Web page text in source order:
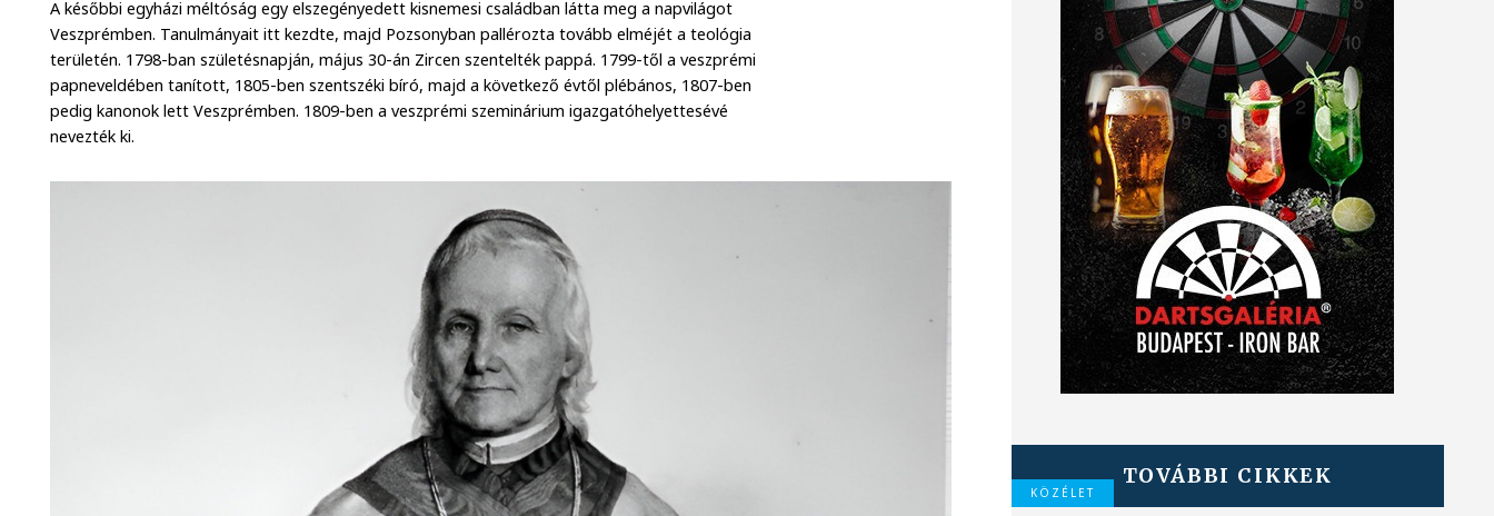
A későbbi egyházi méltóság egy elszegényedett kisnemesi családban látta meg a napvilágot
Veszprémben. Tanulmányait itt kezdte, majd Pozsonyban pallérozta tovább elméjét a teológia
területén. 1798-ban születésnapján, május 30-án Zircen szentelték pappá. 1799-től a veszprémi
papneveldében tanított, 1805-ben szentszéki bíró, majd a következő évtől plébános, 1807-ben
pedig kanonok lett Veszprémben. 1809-ben a veszprémi szeminárium igazgatóhelyettesévé
nevezték ki.
TOVÁBBI CIKKEK
KÖZÉLET